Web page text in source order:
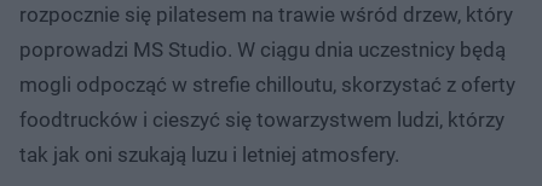
rozpocznie się pilatesem na trawie wśród drzew, który
poprowadzi MS Studio. W ciągu dnia uczestnicy będą
mogli odpocząć w strefie chilloutu, skorzystać z oferty
foodtrucków i cieszyć się towarzystwem ludzi, którzy
tak jak oni szukają luzu i letniej atmosfery.